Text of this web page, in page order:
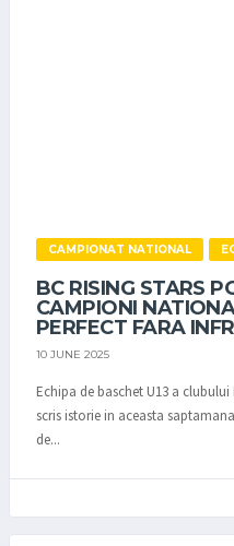
CAMPIONAT NATIONAL
BC RISING STARS
CAMPIONI
PERFECT FARA
10 JUNE 2025
Echipa de baschet U13 a
scris istorie in aceasta
de...